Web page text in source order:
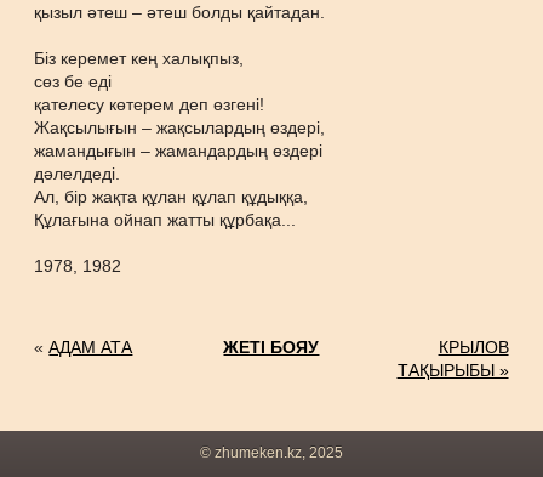
қызыл әтеш – әтеш болды қайтадан.
Біз керемет кең халықпыз,
сөз бе еді
қателесу көтерем деп өзгені!
Жақсылығын – жақсылардың өздері,
жамандығын – жамандардың өздері
дәлелдеді.
Ал, бір жақта құлан құлап құдыққа,
Құлағына ойнап жатты құрбақа...
1978, 1982
«АДАМ АТА ЖЕТІ БОЯУ
КРЫЛОВ
ТАҚЫРЫБЫ »
© zhumeken.kz, 2025